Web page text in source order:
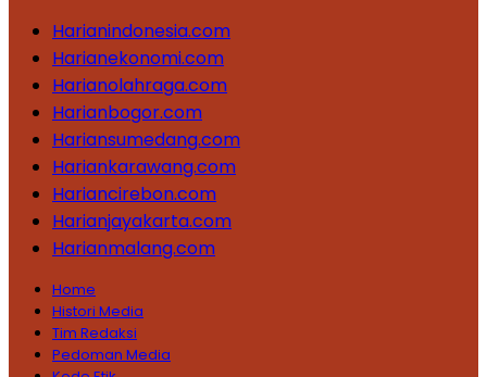
Harianindonesia.com
Harianekonomi.com
Harianolahraga.com
Harianbogor.com
Hariansumedang.com
Hariankarawang.com
Hariancirebon.com
Harianjayakarta.com
Harianmalang.com
Home
Histori Media
Tim Redaksi
Pedoman Media